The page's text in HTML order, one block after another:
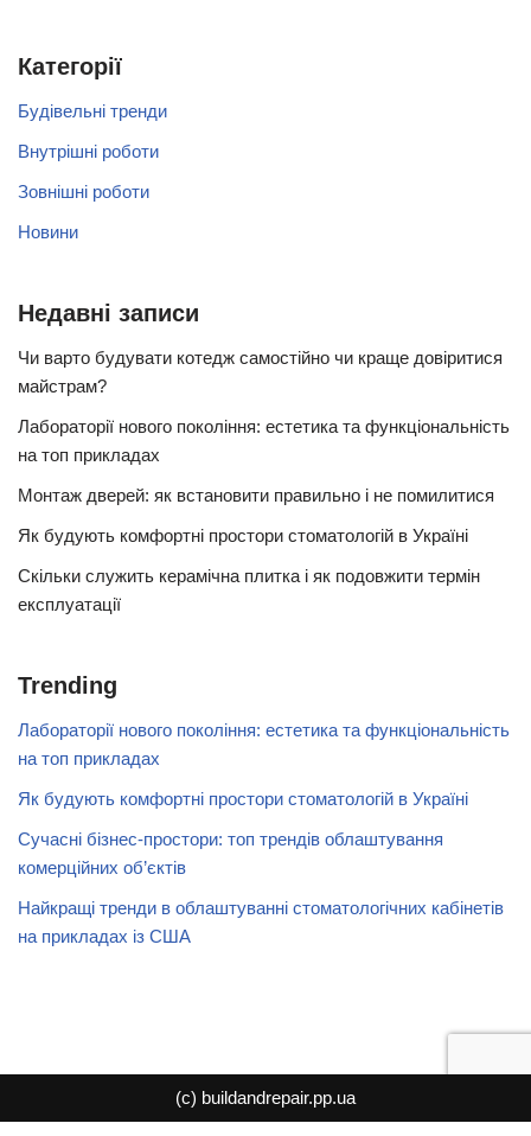
Категорії
Будівельні тренди
Внутрішні роботи
Зовнішні роботи
Новини
Недавні записи
Чи варто будувати котедж самостійно чи краще довіритися
майстрам?
Лабораторії нового покоління: естетика та функціональність
на топ прикладах
Монтаж дверей: як встановити правильно і не помилитися
Як будують комфортні простори стоматологій в Україні
Скільки служить керамічна плитка і як подовжити термін
експлуатації
Trending
Лабораторії нового покоління: естетика та функціональність
на топ прикладах
Як будують комфортні простори стоматологій в Україні
Сучасні бізнес-простори: топ трендів облаштування
комерційних об’єктів
Найкращі тренди в облаштуванні стоматологічних кабінетів
на прикладах із США
(с) buildandrepair.pp.ua